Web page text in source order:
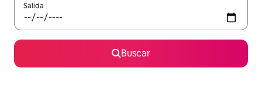
Salida
Buscar